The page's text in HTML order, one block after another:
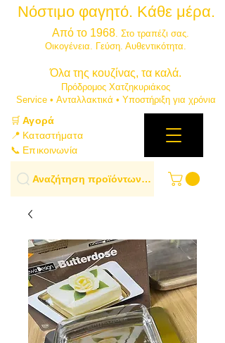
Νόστιμο φαγητό. Κάθε μέρα.
Από το 1968. Στο τραπέζι σας.
​Οικογένεια. Γεύση. Αυθεντικότητα.
​Όλα της κουζίνας, τα καλά.
Πρόδρομος Χατζηκυριάκος
​Service • Ανταλλακτικά • Υποστήριξη για χρόνια
🛒Αγορά
📍 Καταστήματα
📞 Επικοινωνία
Αναζήτηση προϊόντων…